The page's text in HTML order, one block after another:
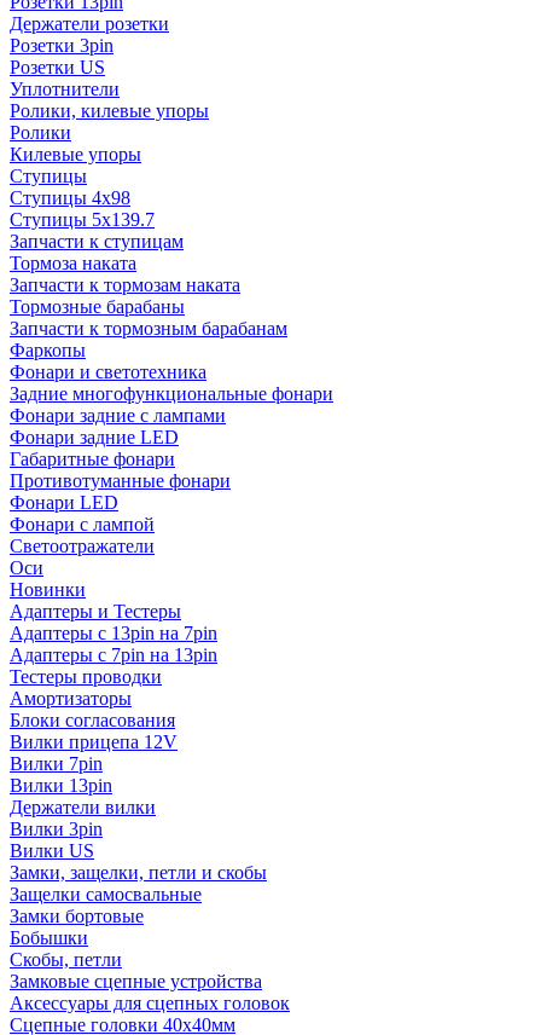
Держатели розетки
Розетки 3pin
Розетки US
Уплотнители
Ролики, килевые упоры
Ролики
Килевые упоры
Ступицы
Ступицы 4x98
Ступицы 5x139.7
Запчасти к ступицам
Тормоза наката
Запчасти к тормозам наката
Тормозные барабаны
Запчасти к тормозным барабанам
Фаркопы
Фонари и светотехника
Задние многофункциональные фонари
Фонари задние с лампами
Фонари задние LED
Габаритные фонари
Противотуманные фонари
Фонари LED
Фонари с лампой
Светоотражатели
Оси
Новинки
Адаптеры и Тестеры
Адаптеры с 13pin на 7pin
Адаптеры с 7pin на 13pin
Тестеры проводки
Амортизаторы
Блоки согласования
Вилки прицепа 12V
Вилки 7pin
Вилки 13pin
Держатели вилки
Вилки 3pin
Вилки US
Замки, защелки, петли и скобы
Защелки самосвальные
Замки бортовые
Бобышки
Скобы, петли
Замковые сцепные устройства
Аксессуары для сцепных головок
Сцепные головки 40x40мм